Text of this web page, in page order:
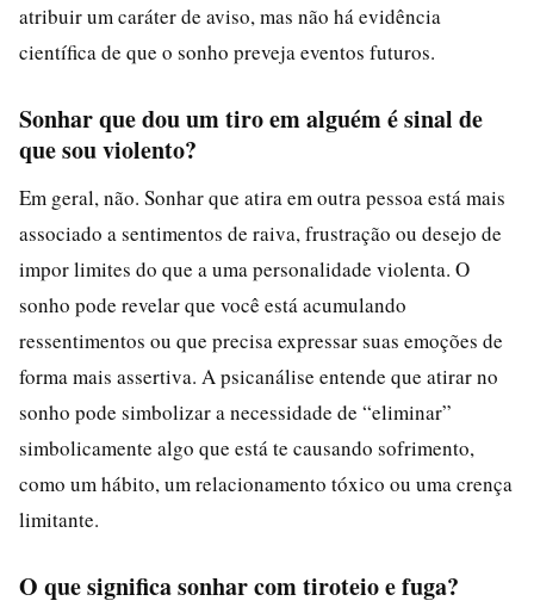
atribuir um caráter de aviso, mas não há evidência
científica de que o sonho preveja eventos futuros.
Sonhar que dou um tiro em alguém é sinal de
que sou violento?
Em geral, não. Sonhar que atira em outra pessoa está mais
associado a sentimentos de raiva, frustração ou desejo de
impor limites do que a uma personalidade violenta. O
sonho pode revelar que você está acumulando
ressentimentos ou que precisa expressar suas emoções de
forma mais assertiva. A psicanálise entende que atirar no
sonho pode simbolizar a necessidade de “eliminar”
simbolicamente algo que está te causando sofrimento,
como um hábito, um relacionamento tóxico ou uma crença
limitante.
O que significa sonhar com tiroteio e fuga?